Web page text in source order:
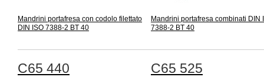
Mandrini portafresa con codolo filettato
DIN ISO 7388-2 BT 40
Mandrini portafresa combinati DIN
7388-2 BT 40
C65 440 C65 525